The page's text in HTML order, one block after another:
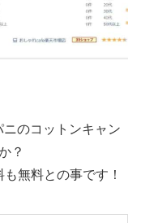
のコットンキャン
？
無料との事です！